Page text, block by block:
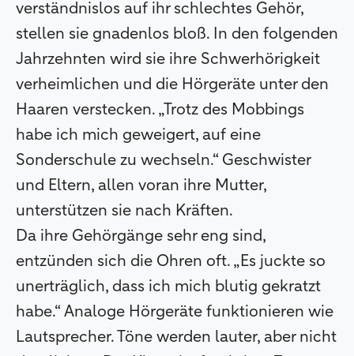
verständnislos auf ihr schlechtes Gehör,
stellen sie gnadenlos bloß. In den folgenden
Jahrzehnten wird sie ihre Schwerhörigkeit
verheimlichen und die Hörgeräte unter den
Haaren verstecken. „Trotz des Mobbings
habe ich mich geweigert, auf eine
Sonderschule zu wechseln.“ Geschwister
und Eltern, allen voran ihre Mutter,
unterstützen sie nach Kräften.
Da ihre Gehörgänge sehr eng sind,
entzünden sich die Ohren oft. „Es juckte so
unerträglich, dass ich mich blutig gekratzt
habe.“ Analoge Hörgeräte funktionieren wie
Lautsprecher. Töne werden lauter, aber nicht